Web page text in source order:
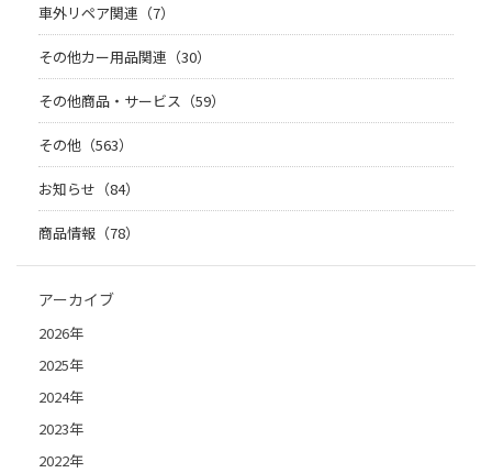
車外リペア関連（7）
その他カー用品関連（30）
その他商品・サービス（59）
その他（563）
お知らせ（84）
商品情報（78）
アーカイブ
2026年
2025年
2024年
2023年
2022年